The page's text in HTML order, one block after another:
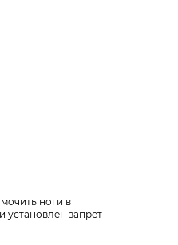
ноги в
установлен запрет